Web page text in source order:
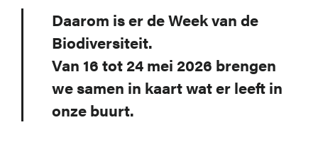
Daarom is er de Week van de
Biodiversiteit.
Van 16 tot 24 mei 2026 brengen
we samen in kaart wat er leeft in
onze buurt.